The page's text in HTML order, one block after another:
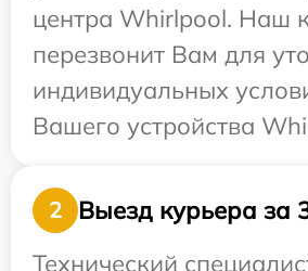
центра Whirlpool. Наш
перезвонит Вам для
индивидуальных
Вашего устройства
2
Выезд курьера за
Технический